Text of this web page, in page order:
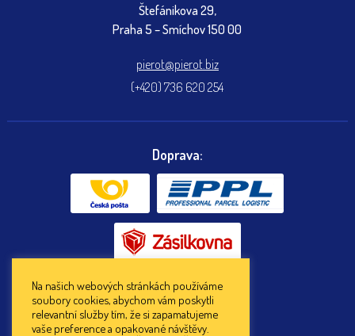
Štefánikova 29,
Praha 5 – Smíchov 150 00
pierot@pierot.biz
(+420) 736 620 254
Doprava:
Platba:
Na našich webových stránkách používáme
soubory cookies, abychom vám poskytli
relevantní služby tím, že si zapamatujeme
vaše preference a opakované návštěvy.